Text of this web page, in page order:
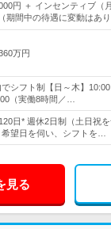
円 ＋ インセンティブ（
期間中の待遇に変動はあり
万円
シフト制【日～木】
（実働8時間／…
日* 週休2日制（土日祝
望日を伺い、シフトを…
見る